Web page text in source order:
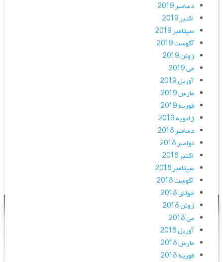
دسامبر 2019
اکتبر 2019
سپتامبر 2019
آگوست 2019
ژوئن 2019
می 2019
آوریل 2019
مارس 2019
فوریه 2019
ژانویه 2019
دسامبر 2018
نوامبر 2018
اکتبر 2018
سپتامبر 2018
آگوست 2018
جولای 2018
ژوئن 2018
می 2018
آوریل 2018
مارس 2018
فوریه 2018